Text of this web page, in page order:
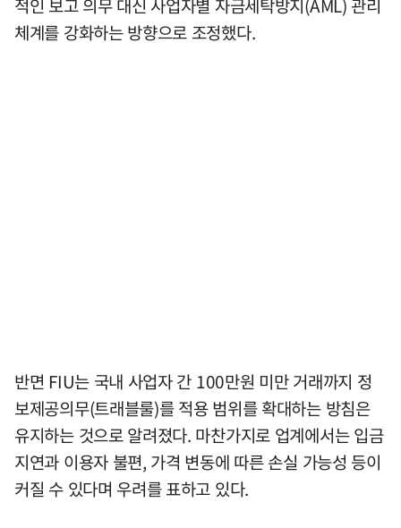
적인 보고 의무 대신 사업자별 자금세탁방지(AML) 관리
체계를 강화하는 방향으로 조정했다.
반면 FIU는 국내 사업자 간 100만원 미만 거래까지 정
보제공의무(트래블룰)를 적용 범위를 확대하는 방침은
유지하는 것으로 알려졌다. 마찬가지로 업계에서는 입금
지연과 이용자 불편, 가격 변동에 따른 손실 가능성 등이
커질 수 있다며 우려를 표하고 있다.